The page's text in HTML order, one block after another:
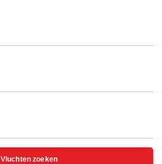
Vluchten zoeken